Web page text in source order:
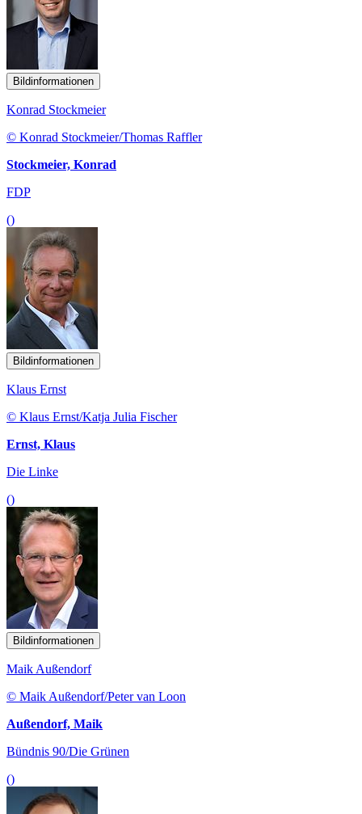
Bildinformationen
Konrad Stockmeier
© Konrad Stockmeier/Thomas Raffler
Stockmeier, Konrad
FDP
()
Bildinformationen
Klaus Ernst
© Klaus Ernst/Katja Julia Fischer
Ernst, Klaus
Die Linke
()
Bildinformationen
Maik Außendorf
© Maik Außendorf/Peter van Loon
Außendorf, Maik
Bündnis 90/Die Grünen
()